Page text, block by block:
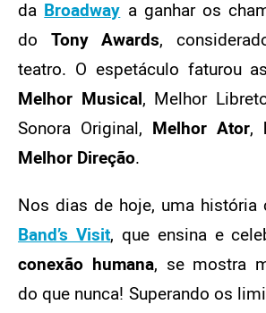
da Broadway a ganhar os
do Tony Awards,
teatro. O espetáculo faturou
Melhor Musical , Melhor
Sonora Original,
Melhor Ator,
Melhor Direção.
Nos dias de hoje, uma história
Band’s Visit, que ensina e
conexão humana, se mostra
do que nunca! Superando os